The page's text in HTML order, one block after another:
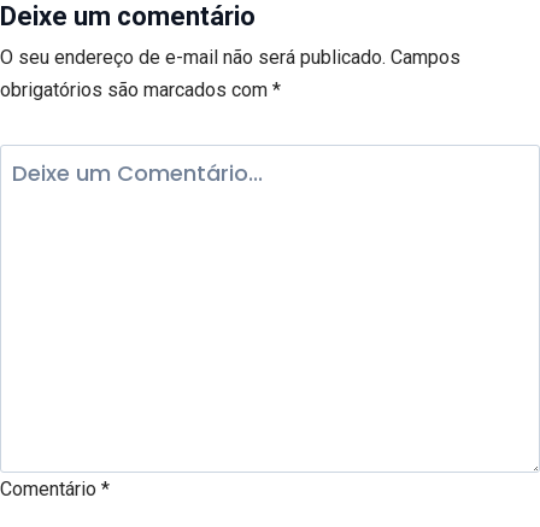
Deixe um comentário
O seu endereço de e-mail não será publicado. Campos
obrigatórios são marcados com *
Comentário *